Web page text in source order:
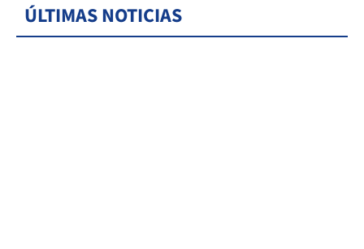
ÚLTIMAS NOTICIAS